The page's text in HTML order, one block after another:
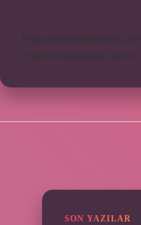
https://rosmedforum.com
https://megaplan.com.tr
SON YAZILAR